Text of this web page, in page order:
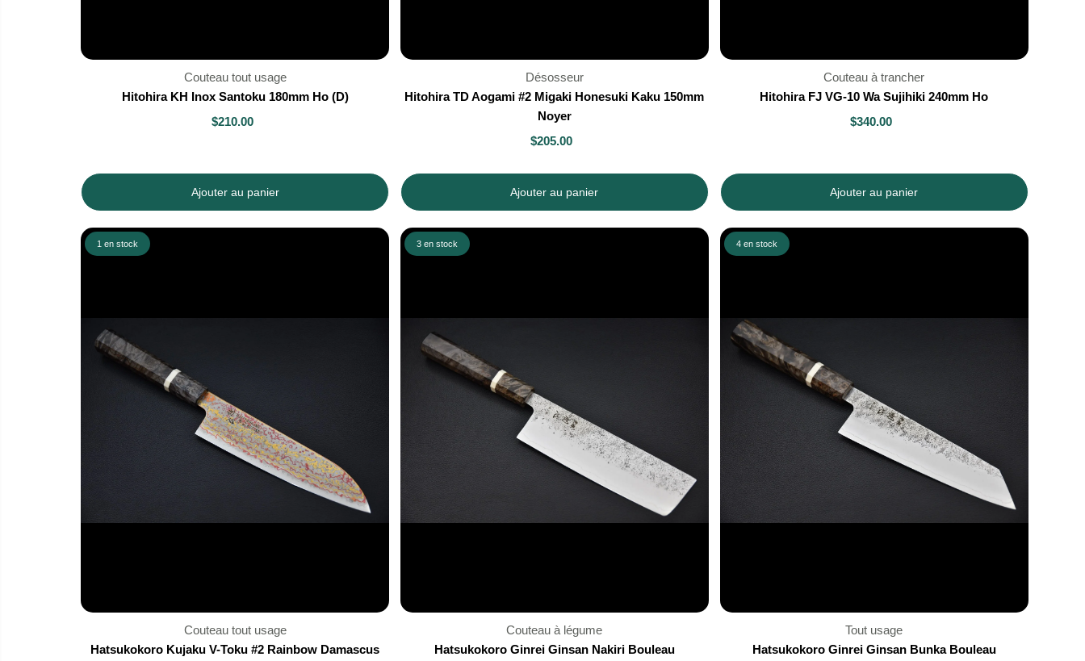
Couteau tout usage
Hitohira KH Inox Santoku 180mm Ho (D)
$210.00
Ajouter au panier
Désosseur
Hitohira TD Aogami #2 Migaki Honesuki Kaku 150mm
Noyer
$205.00
Ajouter au panier
Couteau à trancher
Hitohira FJ VG-10 Wa Sujihiki 240mm Ho
$340.00
Ajouter au panier
1 en stock
Couteau tout usage
Hatsukokoro Kujaku V-Toku #2 Rainbow Damascus
3 en stock
Couteau à légume
Hatsukokoro Ginrei Ginsan Nakiri Bouleau
4 en stock
Tout usage
Hatsukokoro Ginrei Ginsan Bunka Bouleau